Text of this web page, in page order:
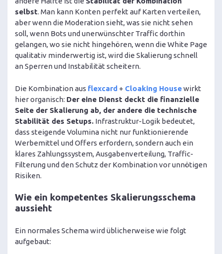
selbst. Man kann Konten perfekt auf Karten verteilen,
aber wenn die Moderation sieht, was sie nicht sehen
soll, wenn Bots und unerwünschter Traffic dorthin
gelangen, wo sie nicht hingehören, wenn die White Page
qualitativ minderwertig ist, wird die Skalierung schnell
an Sperren und Instabilität scheitern.
Die Kombination aus flexcard + Cloaking Housewirkt
hier organisch: Der eine Dienst deckt die finanzielle
Seite der Skalierung ab, der andere die technische
Stabilität des Setups. Infrastruktur-Logik bedeutet,
dass steigende Volumina nicht nur funktionierende
Werbemittel und Offers erfordern, sondern auch ein
klares Zahlungssystem, Ausgabenverteilung, Traffic-
Filterung und den Schutz der Kombination vor unnötigen
Risiken.
Wie ein kompetentes Skalierungsschema
aussieht
Ein normales Schema wird üblicherweise wie folgt
aufgebaut: